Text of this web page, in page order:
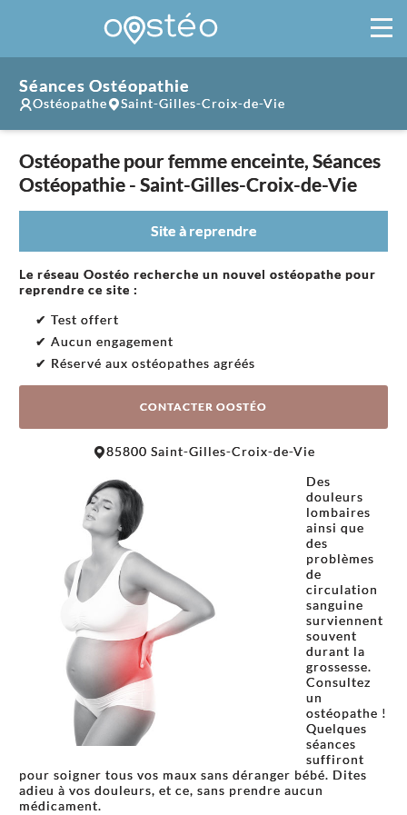
Séances Ostéopathie
Ostéopathe Saint-Gilles-Croix-de-Vie
Ostéopathe pour femme enceinte, Séances
Ostéopathie - Saint-Gilles-Croix-de-Vie
Site à reprendre
Le réseau Oostéo recherche un nouvel ostéopathe pour
reprendre ce site :
✔ Test offert
✔ Aucun engagement
✔ Réservé aux ostéopathes agréés
CONTACTER OOSTÉO
85800 Saint-Gilles-Croix-de-Vie
Des
douleurs
lombaires
ainsi que
des
problèmes
de
circulation
sanguine
surviennent
souvent
durant la
grossesse.
Consultez
un
ostéopathe !
Quelques
séances
suffiront
pour soigner tous vos maux sans déranger bébé. Dites
adieu à vos douleurs, et ce, sans prendre aucun
médicament.